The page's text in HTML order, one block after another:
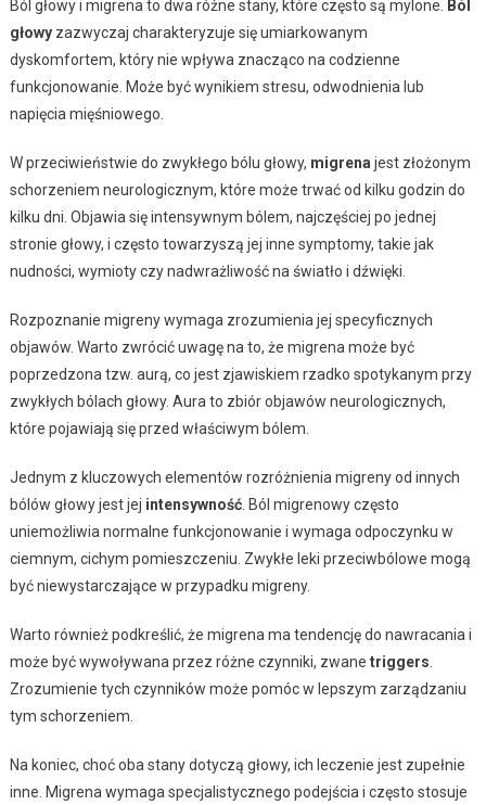
Ból głowy i migrena to dwa różne stany, które często są mylone.
Ból
głowyzazwyczaj charakteryzuje się umiarkowanym
dyskomfortem, który nie wpływa znacząco na codzienne
funkcjonowanie. Może być wynikiem stresu, odwodnienia lub
napięcia mięśniowego.
W przeciwieństwie do zwykłego bólu głowy, migrena jest złożonym
schorzeniem neurologicznym, które może trwać od kilku godzin do
kilku dni. Objawia się intensywnym bólem, najczęściej po jednej
stronie głowy, i często towarzyszą jej inne symptomy, takie jak
nudności, wymioty czy nadwrażliwość na światło i dźwięki.
Rozpoznanie migreny wymaga zrozumienia jej specyficznych
objawów. Warto zwrócić uwagę na to, że migrena może być
poprzedzona tzw. aurą, co jest zjawiskiem rzadko spotykanym przy
zwykłych bólach głowy. Aura to zbiór objawów neurologicznych,
które pojawiają się przed właściwym bólem.
Jednym z kluczowych elementów rozróżnienia migreny od innych
bólów głowy jest jej intensywność. Ból migrenowy często
uniemożliwia normalne funkcjonowanie i wymaga odpoczynku w
ciemnym, cichym pomieszczeniu. Zwykłe leki przeciwbólowe mogą
być niewystarczające w przypadku migreny.
Warto również podkreślić, że migrena ma tendencję do nawracania i
może być wywoływana przez różne czynniki, zwane triggers
Zrozumienie tych czynników może pomóc w lepszym zarządzaniu
tym schorzeniem.
Na koniec, choć oba stany dotyczą głowy, ich leczenie jest zupełnie
inne. Migrena wymaga specjalistycznego podejścia i często stosuje